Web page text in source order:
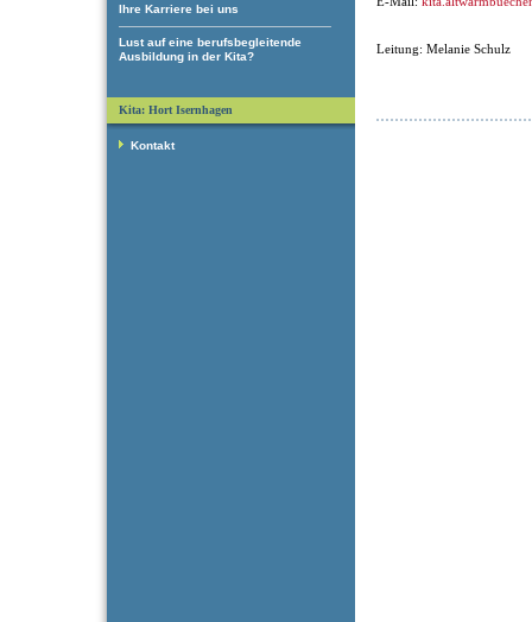
Ihre Karriere bei uns
Lust auf eine berufsbegleitende
Ausbildung in der Kita?
Leitung: Melanie Schulz
Kita: Hort Isernhagen
Kontakt